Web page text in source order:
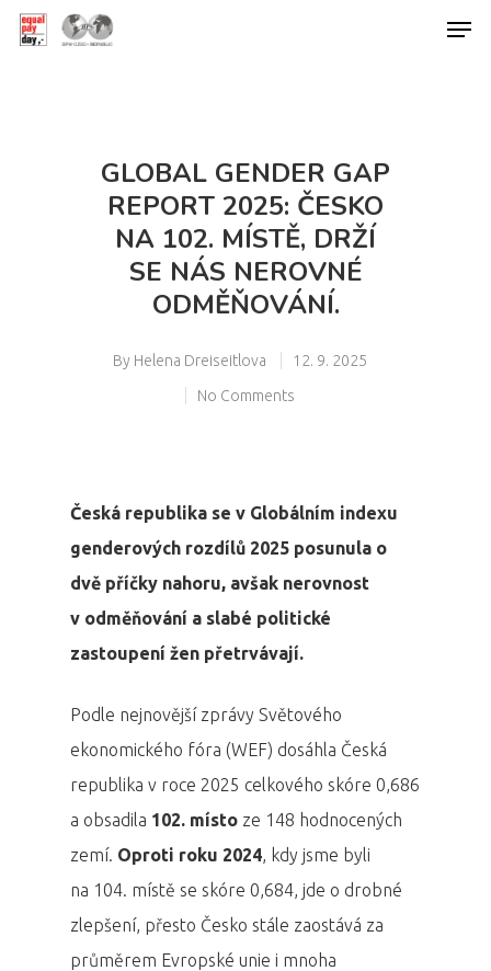
GLOBAL GENDER GAP
REPORT 2025: ČESKO
NA 102. MÍSTĚ, DRŽÍ
SE NÁS NEROVNÉ
ODMĚŇOVÁNÍ.
By Helena Dreiseitlova
12. 9. 2025
No Comments
Česká republika se v Globálním indexu
genderových rozdílů 2025 posunula o
dvě příčky nahoru, avšak nerovnost
v odměňování a slabé politické
zastoupení žen přetrvávají.
Podle nejnovější zprávy Světového
ekonomického fóra (WEF) dosáhla Česká
republika v roce 2025 celkového skóre 0,686
a obsadila 102. místo ze 148 hodnocených
zemí. Oproti roku 2024, kdy jsme byli
na 104. místě se skóre 0,684, jde o drobné
zlepšení, přesto Česko stále zaostává za
průměrem Evropské unie i mnoha